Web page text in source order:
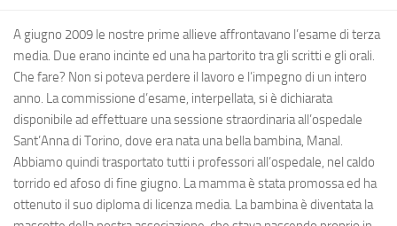
Statuto e Dati associazione
Le volontarie
La scuola
Orari
A giugno 2009 le nostre prime allieve affrontavano l’esame di terza
media. Due erano incinte ed una ha partorito tra gli scritti e gli orali.
Che fare? Non si poteva perdere il lavoro e l’impegno di un intero
anno. La commissione d’esame, interpellata, si è dichiarata
disponibile ad effettuare una sessione straordinaria all’ospedale
Sant’Anna di Torino, dove era nata una bella bambina, Manal.
Abbiamo quindi trasportato tutti i professori all’ospedale, nel caldo
torrido ed afoso di fine giugno. La mamma è stata promossa ed ha
ottenuto il suo diploma di licenza media. La bambina è diventata la